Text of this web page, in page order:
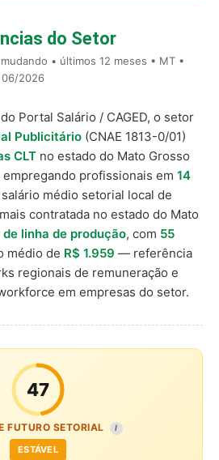
do Setor
• últimos 12 meses • MT •
06/2026
Portal Salário / CAGED, o setor
Publicitário (CNAE 1813-0/01)
CLT no estado do Mato Grosso
profissionais em 14
salário médio setorial local de
contratada no estado do Mato
linha de produção, com 55
médio de R$ 1.959 — referência
regionais de remuneração e
em empresas do setor.
47
FUTURO SETORIAL I
ESTÁVEL